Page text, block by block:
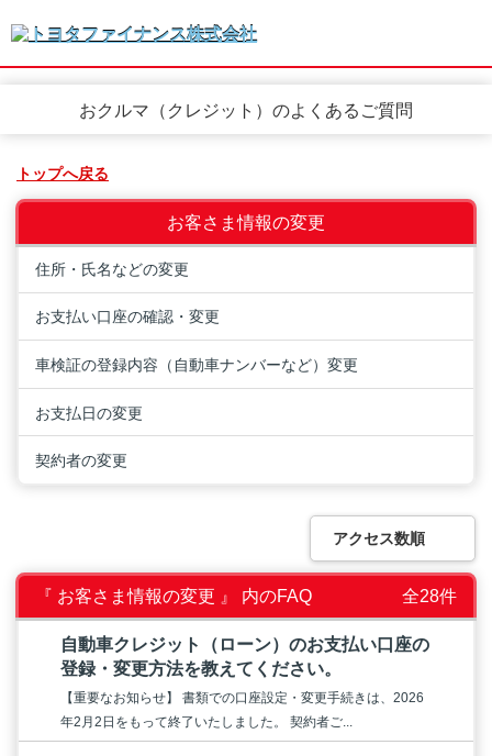
おクルマ（クレジット）のよくあるご質問
トップへ戻る
お客さま情報の変更
住所・氏名などの変更
お支払い口座の確認・変更
車検証の登録内容（自動車ナンバーなど）変更
お支払日の変更
契約者の変更
アクセス数順
『 お客さま情報の変更 』 内のFAQ 全28件
自動車クレジット（ローン）のお支払い口座の
登録・変更方法を教えてください。
【重要なお知らせ】 書類での口座設定・変更手続きは、2026
年2月2日をもって終了いたしました。 契約者ご...